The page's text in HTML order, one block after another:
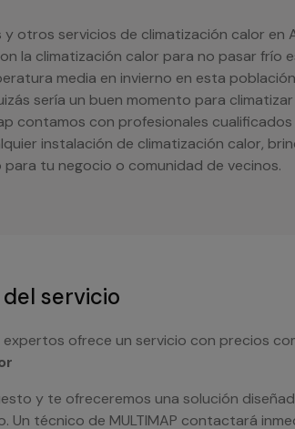
y otros servicios de climatización calor en
la climatización calor para no pasar frío
media en invierno en esta
sería un buen momento para
contamos con profesionales
instalación de climatización calor,
tu negocio o comunidad de vecinos.
servicio
ofrece un servicio con precios
y te ofreceremos una solución
Un técnico de MULTIMAP contactará